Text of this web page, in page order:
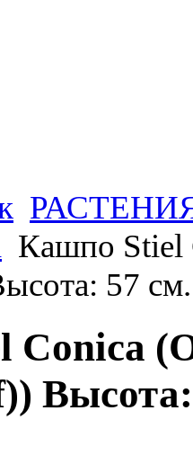
Кашпо Stiel
57
Conica